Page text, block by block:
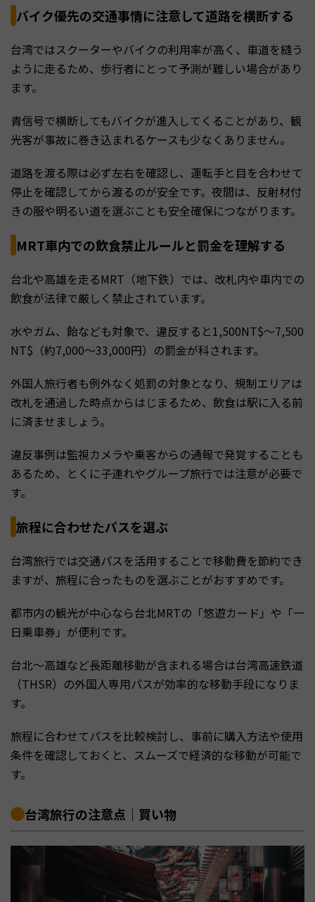
バイク優先の交通事情に注意して道路を横断する
台湾ではスクーターやバイクの利用率が高く、車道を縫う
ように走るため、歩行者にとって予測が難しい場合があり
ます。
青信号で横断してもバイクが進入してくることがあり、観
光客が事故に巻き込まれるケースも少なくありません。
道路を渡る際は必ず左右を確認し、運転手と目を合わせて
停止を確認してから渡るのが安全です。夜間は、反射材付
きの服や明るい道を選ぶことも安全確保につながります。
MRT車内での飲食禁止ルールと罰金を理解する
台北や高雄を走るMRT（地下鉄）では、改札内や車内での
飲食が法律で厳しく禁止されています。
水やガム、飴なども対象で、違反すると1,500NT$〜7,500
NT$（約7,000〜33,000円）の罰金が科されます。
外国人旅行者も例外なく処罰の対象となり、規制エリアは
改札を通過した時点からはじまるため、飲食は駅に入る前
に済ませましょう。
違反事例は監視カメラや乗客からの通報で発覚することも
あるため、とくに子連れやグループ旅行では注意が必要で
す。
旅程に合わせたパスを選ぶ
台湾旅行では交通パスを活用することで移動費を節約でき
ますが、旅程に合ったものを選ぶことがおすすめです。
都市内の観光が中心なら台北MRTの「悠遊カード」や「一
日乗車券」が便利です。
台北〜高雄など長距離移動が含まれる場合は台湾高速鉄道
（THSR）の外国人専用パスが効率的な移動手段になりま
す。
旅程に合わせてパスを比較検討し、事前に購入方法や使用
条件を確認しておくと、スムーズで経済的な移動が可能で
す。
台湾旅行の注意点｜買い物